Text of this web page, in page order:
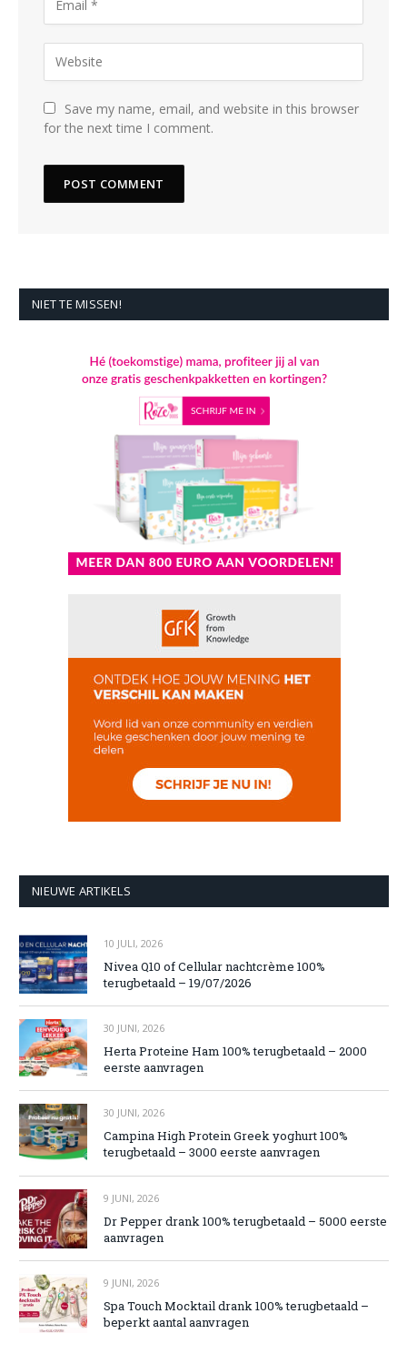
Save my name, email, and website in this browser
for the next time I comment.
NIET TE MISSEN!
NIEUWE ARTIKELS
10 JULI, 2026
Nivea Q10 of Cellular nachtcrème 100%
terugbetaald – 19/07/2026
30 JUNI, 2026
Herta Proteine Ham 100% terugbetaald – 2000
eerste aanvragen
30 JUNI, 2026
Campina High Protein Greek yoghurt 100%
terugbetaald – 3000 eerste aanvragen
9 JUNI, 2026
Dr Pepper drank 100% terugbetaald – 5000 eerste
aanvragen
9 JUNI, 2026
Spa Touch Mocktail drank 100% terugbetaald –
beperkt aantal aanvragen